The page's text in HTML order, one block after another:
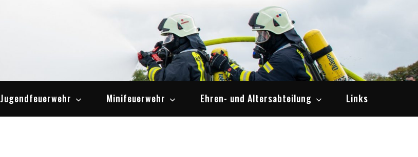
Jugendfeuerwehr Minifeuerwehr Ehren- und Altersabteilung Links